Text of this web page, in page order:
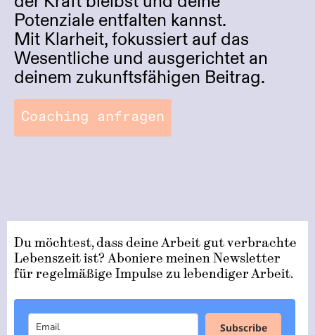
Potenziale entfalten kannst.
Mit Klarheit, fokussiert auf das
Wesentliche und ausgerichtet an
deinem zukunftsfähigen Beitrag.
Coaching anfragen
Du möchtest, dass deine Arbeit gut verbrachte
Lebenszeit ist? Aboniere meinen Newsletter
für regelmäßige Impulse zu lebendiger Arbeit.
Subscribe